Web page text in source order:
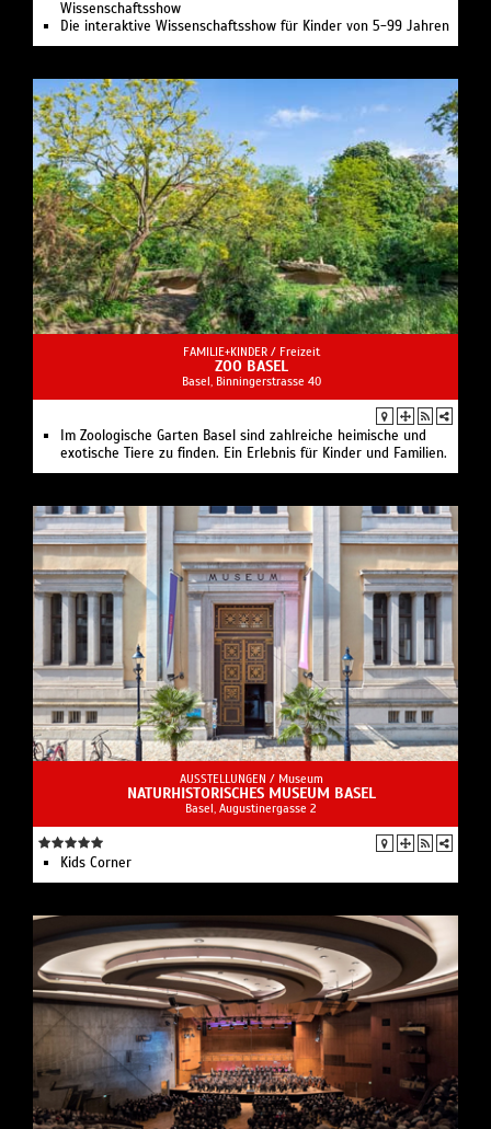
Wissenschaftsshow
Die interaktive Wissenschaftsshow für Kinder von 5-99 Jahren
FAMILIE+KINDER / Freizeit
ZOO BASEL
Basel, Binningerstrasse 40
Im Zoologische Garten Basel sind zahlreiche heimische und
exotische Tiere zu finden. Ein Erlebnis für Kinder und Familien.
AUSSTELLUNGEN / Museum
NATURHISTORISCHES MUSEUM BASEL
Basel, Augustinergasse 2
Kids Corner